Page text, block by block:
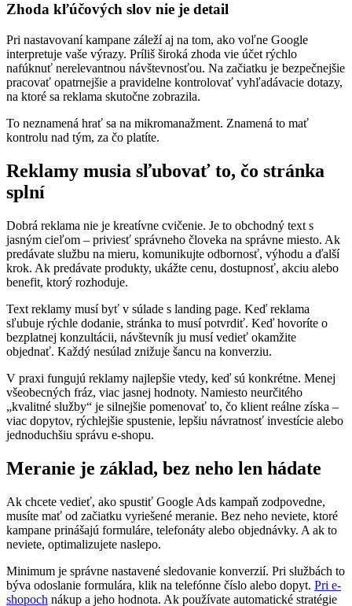
Zhoda kľúčových slov nie je detail
Pri nastavovaní kampane záleží aj na tom, ako voľne Google
interpretuje vaše výrazy. Príliš široká zhoda vie účet rýchlo
nafúknuť nerelevantnou návštevnosťou. Na začiatku je bezpečnejšie
pracovať opatrnejšie a pravidelne kontrolovať vyhľadávacie dotazy,
na ktoré sa reklama skutočne zobrazila.
To neznamená hrať sa na mikromanažment. Znamená to mať
kontrolu nad tým, za čo platíte.
Reklamy musia sľubovať to, čo stránka
splní
Dobrá reklama nie je kreatívne cvičenie. Je to obchodný text s
jasným cieľom – priviesť správneho človeka na správne miesto. Ak
predávate službu na mieru, komunikujte odbornosť, výhodu a ďalší
krok. Ak predávate produkty, ukážte cenu, dostupnosť, akciu alebo
benefit, ktorý rozhoduje.
Text reklamy musí byť v súlade s landing page. Keď reklama
sľubuje rýchle dodanie, stránka to musí potvrdiť. Keď hovoríte o
bezplatnej konzultácii, návštevník ju musí vedieť okamžite
objednať. Každý nesúlad znižuje šancu na konverziu.
V praxi fungujú reklamy najlepšie vtedy, keď sú konkrétne. Menej
všeobecných fráz, viac jasnej hodnoty. Namiesto neurčitého
„kvalitné služby“ je silnejšie pomenovať to, čo klient reálne získa –
viac dopytov, rýchlejšie spustenie, lepšiu návratnosť investície alebo
jednoduchšiu správu e-shopu.
Meranie je základ, bez neho len hádate
Ak chcete vedieť, ako spustiť Google Ads kampaň zodpovedne,
musíte mať od začiatku vyriešené meranie. Bez neho neviete, ktoré
kampane prinášajú formuláre, telefonáty alebo objednávky. A ak to
neviete, optimalizujete naslepo.
Minimum je správne nastavené sledovanie konverzií. Pri službách to
býva odoslanie formulára, klik na telefónne číslo alebo dopyt. Pri e-
shopoch nákup a jeho hodnota. Ak používate automatické stratégie